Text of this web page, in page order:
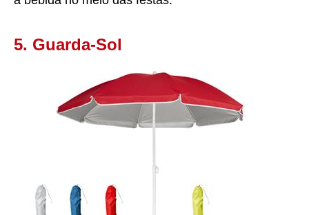
5. Guarda-Sol